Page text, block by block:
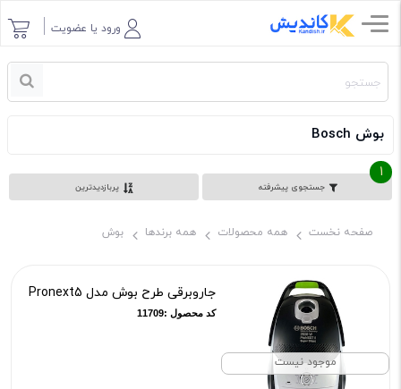
ورود یا عضویت
بوش Bosch
جستجوی پیشرفته
1
پربازدیدترین
صفحه نخست همه محصولات همه برندها بوش
موجود نیست
جاروبرقی طرح بوش مدل Pronext5
کد محصول :11709